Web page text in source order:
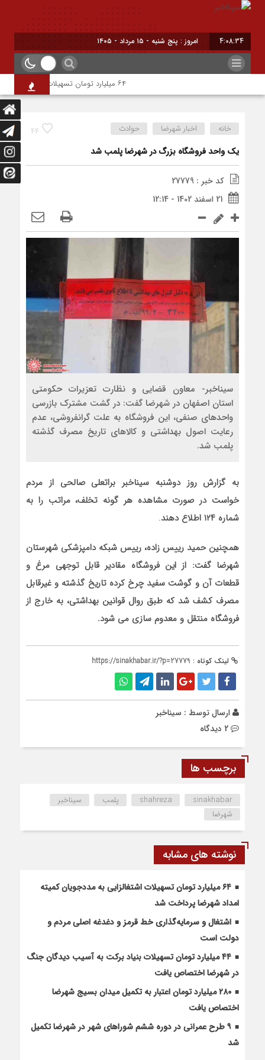
4:08:34 امروز : پنج شنبه - ۱۵ مرداد - ۱۴۰۵
۶۴ میلیارد تومان تسهیلات اشتغالزایی به مددجویان کمیته امداد شهرضا پرداخت شد
44 خانه اخبار شهرضا حوادث
یک واحد فروشگاه بزرگ در شهرضا پلمب شد
کد خبر : 27779
21 اسفند 1402 - 12:14
سیناخبر- معاون قضایی و نظارت تعزیرات حکومتی
استان اصفهان در شهرضا گفت: در گشت مشترک بازرسی
واحدهای صنفی، این فروشگاه به علت گرانفروشی، عدم
رعایت اصول بهداشتی و کالاهای تاریخ مصرف گذشته
پلمب شد.
به گزارش روز دوشنبه سیناخبر براتعلی صالحی از مردم
خواست در صورت مشاهده هر گونه تخلف، مراتب را به
شماره ۱۲۴ اطلاع دهند
.
همچنین حمید رییس زاده، رییس شبکه دامپزشکی شهرستان
شهرضا گفت: از این فروشگاه مقادیر قابل توجهی مرغ و
قطعات آن و گوشت سفید چرخ کرده تاریخ گذشته و غیرقابل
مصرف کشف شد که طبق روال قوانین بهداشتی، به خارج از
فروشگاه منتقل و معدوم سازی می شود.
لینک کوتاه : https://sinakhabar.ir/?p=27779
ارسال توسط : سیناخبر
2 دیدگاه
برچسب ها
shahreza sinakhabar پلمب
سیناخبر
شهرضا
نوشته های مشابه
۶۴ میلیارد تومان تسهیلات اشتغالزایی به مددجویان کمیته
امداد شهرضا پرداخت شد
اشتغال و سرمایه‌گذاری خط قرمز و دغدغه اصلی مردم و
دولت است
۴۴ میلیارد تومان تسهیلات بنیاد برکت به آسیب دیدگان جنگ
در شهرضا اختصاص یافت
۲۸۰ میلیارد تومان اعتبار به تکمیل میدان بسیج شهرضا
اختصاص یافت
۹ طرح عمرانی در دوره ششم شوراهای شهر در شهرضا تکمیل
شد